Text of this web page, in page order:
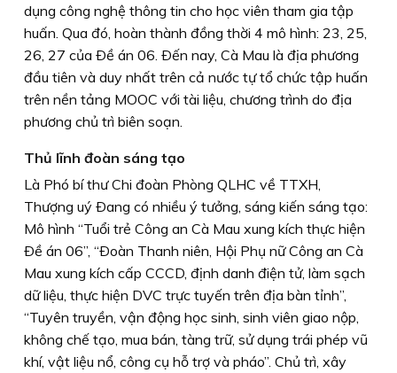
dụng công nghệ thông tin cho học viên tham gia tập
huấn. Qua đó, hoàn thành đồng thời 4 mô hình: 23, 25,
26, 27 của Ðề án 06. Ðến nay, Cà Mau là địa phương
đầu tiên và duy nhất trên cả nước tự tổ chức tập huấn
trên nền tảng MOOC với tài liệu, chương trình do địa
phương chủ trì biên soạn.
Thủ lĩnh đoàn sáng tạo
Là Phó bí thư Chi đoàn Phòng QLHC về TTXH,
Thượng uý Ðang có nhiều ý tưởng, sáng kiến sáng tạo:
Mô hình “Tuổi trẻ Công an Cà Mau xung kích thực hiện
Ðề án 06”, “Ðoàn Thanh niên, Hội Phụ nữ Công an Cà
Mau xung kích cấp CCCD, định danh điện tử, làm sạch
dữ liệu, thực hiện DVC trực tuyến trên địa bàn tỉnh”,
“Tuyên truyền, vận động học sinh, sinh viên giao nộp,
không chế tạo, mua bán, tàng trữ, sử dụng trái phép vũ
khí, vật liệu nổ, công cụ hỗ trợ và pháo”. Chủ trì, xây